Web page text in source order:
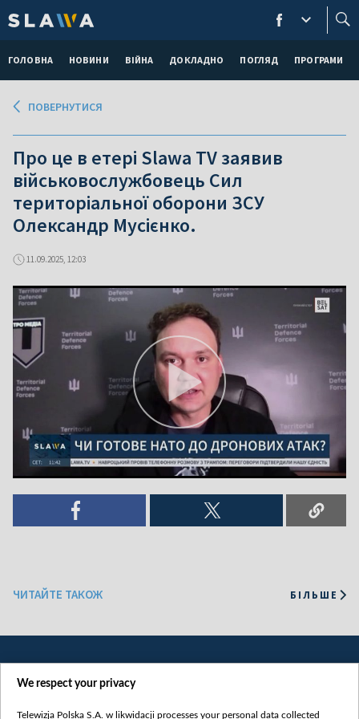
ГОЛОВНА НОВИНИ ВІЙНА ДОКЛАДНО ПОГЛЯД ПРОГРАМИ
ПОВЕРНУТИСЯ
Про це в етері Slawa TV заявив
військовослужбовець Сил
територіальної оборони ЗСУ
Олександр Мусієнко.
11.09.2025, 12:03
ЧИТАЙТЕ ТАКОЖ БІЛЬШЕ
We respect your privacy
Telewizja Polska S.A. w likwidacji processes your personal data collected